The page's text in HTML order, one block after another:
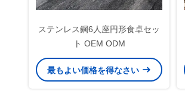
ステンレス鋼6人座円形食卓セッ
ト OEM ODM
最もよい価格を得なさい